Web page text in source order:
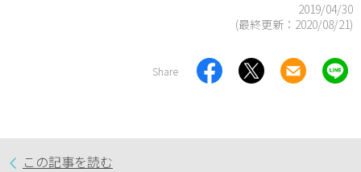
2019/04/30
(最終更新： 2020/08/21)
Share
この記事を読む